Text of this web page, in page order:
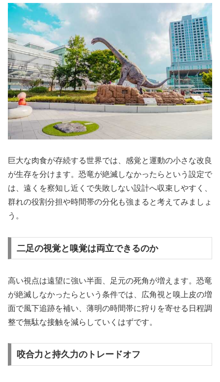
巨大な肉食が存続する世界では、感覚と運動の小さな改良
が生存を分けます。恐竜が絶滅しなかったらという設定で
は、遠くを察知し近くで失敗しない設計へ収束しやすく、
群れの役割分担や時間帯の分化も強まると考えてみましょ
う。
二足の視覚と嗅覚は両立できるのか
高い視点は遠望に強い半面、足元の死角が増えます。恐竜
が絶滅しなかったらという条件では、広角視と嗅上皮の増
面で風下追跡を補い、薄明の時間帯に狩りを寄せる日程調
整で無駄な接触を減らしていくはずです。
咬合力と持久力のトレードオフ